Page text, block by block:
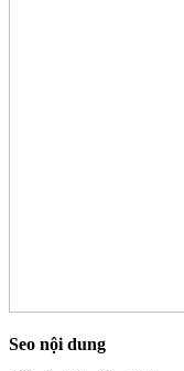
Seo nội dung